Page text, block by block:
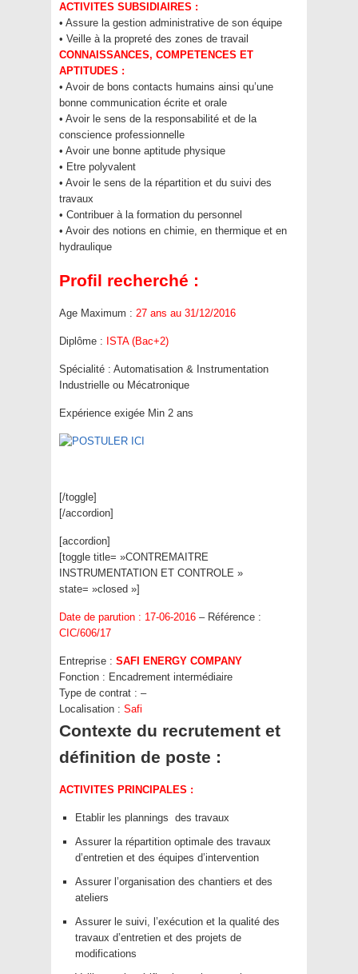
ACTIVITES SUBSIDIAIRES :
• Assure la gestion administrative de son équipe
• Veille à la propreté des zones de travail
CONNAISSANCES, COMPETENCES ET
APTITUDES :
• Avoir de bons contacts humains ainsi qu’une
bonne communication écrite et orale
• Avoir le sens de la responsabilité et de la
conscience professionnelle
• Avoir une bonne aptitude physique
• Etre polyvalent
• Avoir le sens de la répartition et du suivi des
travaux
• Contribuer à la formation du personnel
• Avoir des notions en chimie, en thermique et en
hydraulique
Profil recherché :
Age Maximum : 27 ans au 31/12/2016
Diplôme : ISTA (Bac+2)
Spécialité : Automatisation & Instrumentation
Industrielle ou Mécatronique
Expérience exigée Min 2 ans
[/toggle]
[/accordion]
[accordion]
[toggle title= »CONTREMAITRE
INSTRUMENTATION ET CONTROLE »
state= »closed »]
Date de parution : 17-06-2016 – Référence :
CIC/606/17
Entreprise : SAFI ENERGY COMPANY
Fonction : Encadrement intermédiaire
Type de contrat : –
Localisation : Safi
Contexte du recrutement et
définition de poste :
ACTIVITES PRINCIPALES :
Etablir les plannings des travaux
Assurer la répartition optimale des travaux
d’entretien et des équipes d’intervention
Assurer l’organisation des chantiers et des
ateliers
Assurer le suivi, l’exécution et la qualité des
travaux d’entretien et des projets de
modifications